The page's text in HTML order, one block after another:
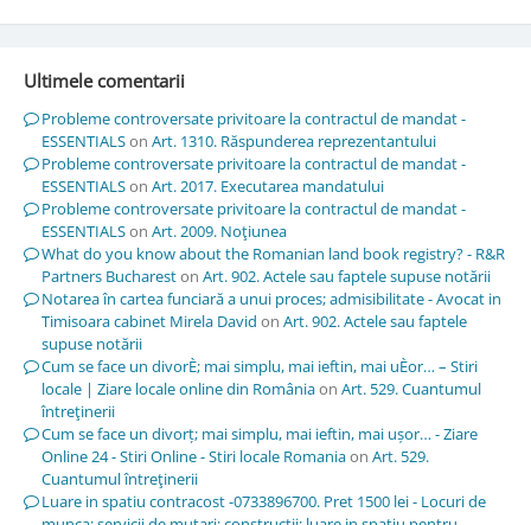
Ultimele comentarii
Probleme controversate privitoare la contractul de mandat -
ESSENTIALSon Art. 1310. Răspunderea reprezentantului
Probleme controversate privitoare la contractul de mandat -
ESSENTIALSon Art. 2017. Executarea mandatului
Probleme controversate privitoare la contractul de mandat -
ESSENTIALSon Art. 2009. Noţiunea
What do you know about the Romanian land book registry? - R&R
Partners Buchareston Art. 902. Actele sau faptele supuse notării
Notarea în cartea funciară a unui proces; admisibilitate - Avocat in
Timisoara cabinet Mirela David on Art. 902. Actele sau faptele
supuse notării
Cum se face un divorÈ; mai simplu, mai ieftin, mai uÈor… – Stiri
locale | Ziare locale online din Româniaon Art. 529. Cuantumul
întreţinerii
Cum se face un divorț; mai simplu, mai ieftin, mai ușor… - Ziare
Online 24 - Stiri Online - Stiri locale Romaniaon Art. 529.
Cuantumul întreţinerii
Luare in spatiu contracost -0733896700. Pret 1500 lei - Locuri de